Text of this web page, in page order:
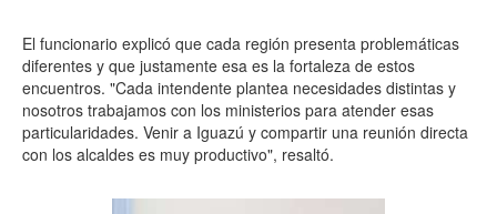
El funcionario explicó que cada región presenta problemáticas
diferentes y que justamente esa es la fortaleza de estos
encuentros. "Cada intendente plantea necesidades distintas y
nosotros trabajamos con los ministerios para atender esas
particularidades. Venir a Iguazú y compartir una reunión directa
con los alcaldes es muy productivo", resaltó.